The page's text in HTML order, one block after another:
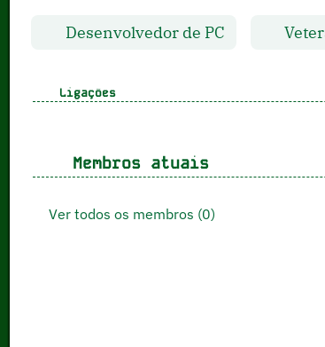
Desenvolvedor de PC
Ligações
Membros atuais
Ver todos os membros (0)